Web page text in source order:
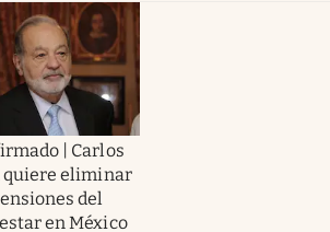
| Carlos
quiere eliminar
del
en México